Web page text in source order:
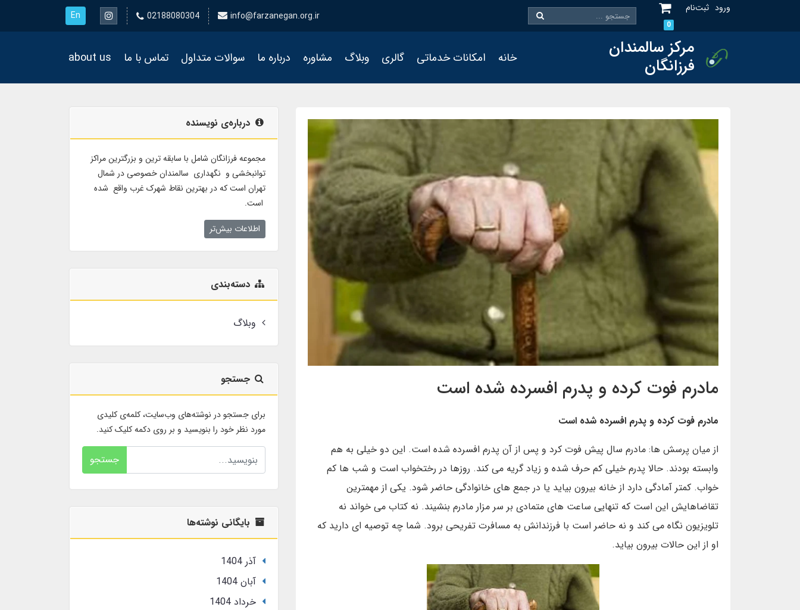
ورود ثبت‌نام
0
En 02188080304 info@farzanegan.org.ir
مرکز سالمندان
فرزانگان خانه امکانات خدماتی گالری وبلاگ مشاوره درباره ما سوالات متداول تماس با ما about us
مادرم فوت کرده و پدرم افسرده شده است
مادرم فوت کرده و پدرم افسرده شده است
از میان پرسش ها: مادرم سال پیش فوت کرد و پس از آن پدرم افسرده شده است. این دو خیلی به هم
وابسته بودند. حالا پدرم خیلی کم حرف شده و زیاد گریه می کند. روزها در رختخواب است و شب ها کم
خواب. کمتر آمادگی دارد از خانه بیرون بیاید یا در جمع های خانوادگی حاضر شود. یکی از مهمترین
تقاضاهایش این است که تنهایی ساعت های متمادی بر سر مزار مادرم بنشیند. نه کتاب می خواند نه
تلویزیون نگاه می کند و نه حاضر است با فرزندانش به مسافرت تفریحی برود. شما چه توصیه ای دارید که
او از این حالات بیرون بیاید.
درباره‌ی نویسنده
مجموعه فرزانگان شامل با سابقه ترین و بزرگترین مراکز
توانبخشی و نگهداری سالمندان خصوصی در شمال
تهران است که در بهترین نقاط شهرک غرب واقع شده
است.
اطلاعات بیش‌تر
دسته‌بندی
وبلاگ
جستجو
برای جستجو در نوشته‌های وب‌سایت، کلمه‌ی کلیدی
مورد نظر خود را بنویسید و بر روی دکمه کلیک کنید.
جستجو
بایگانی نوشته‌ها
آذر 1404
آبان 1404
خرداد 1404